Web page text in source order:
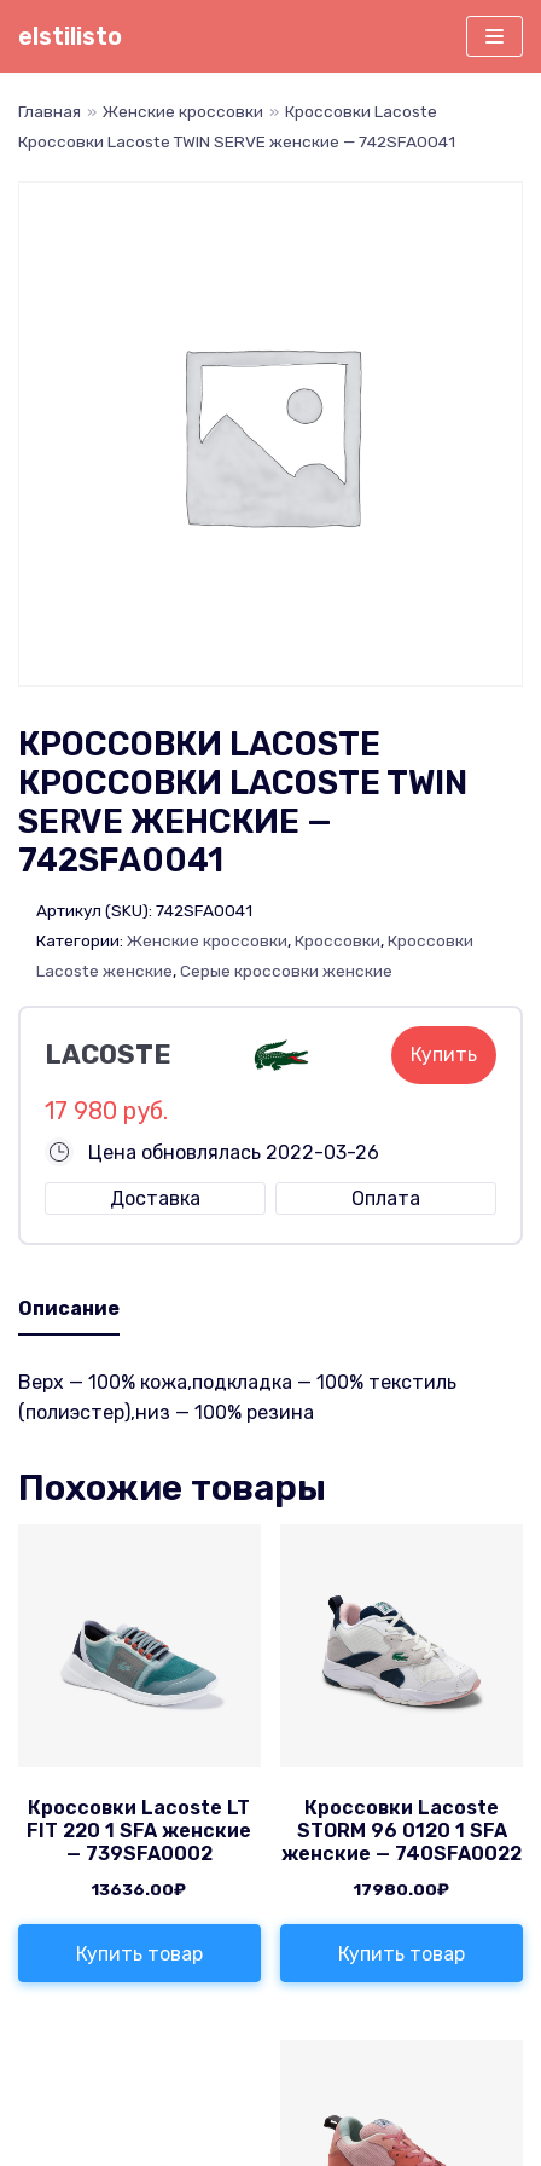
Перейти
elstilisto
Главная » Женские кроссовки » Кроссовки Lacoste
Кроссовки Lacoste TWIN SERVE женские — 742SFA0041
КРОССОВКИ LACOSTE
КРОССОВКИ LACOSTE TWIN
SERVE ЖЕНСКИЕ —
742SFA0041
Артикул (SKU): 742SFA0041
Категории: Женские кроссовки,Кроссовки,Кроссовки
Lacoste женские,Серые кроссовки женские
LACOSTE Купить
17 980 руб.
Цена обновлялась 2022-03-26
Доставка
Оплата
Описание
Верх — 100% кожа,подкладка — 100% текстиль
(полиэстер),низ — 100% резина
Похожие товары
Кроссовки Lacoste LT
FIT 220 1 SFA женские
— 739SFA0002
13636.00₽
Купить товар
Кроссовки Lacoste
STORM 96 0120 1 SFA
женские — 740SFA0022
17980.00₽
Купить товар